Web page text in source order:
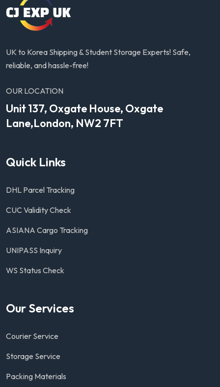
UK to Korea Shipping & Student Storage Experts! Safe,
reliable, and hassle-free!
OUR LOCATION
Unit 137, Oxgate House, Oxgate
Lane,London, NW2 7FT
Quick Links
DHL Parcel Tracking
CUC Validity Check
ASIANA Cargo Tracking
UNIPASS Inquiry
WS Status Check
Our Services
Courier Service
Storage Service
Packing Materials